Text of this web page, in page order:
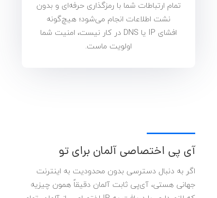
تمام ارتباطات شما با رمزگذاری حرفه‌ای و بدون
نشت اطلاعات انجام می‌شود؛ هیچ‌گونه
افشای IP یا DNS در کار نیست، امنیت شما
اولویت ماست.
آی پی اختصاصی آلمان برای تو
اگر به دنبال دسترسی بدون محدودیت به اینترنت
جهانی هستی، آی‌پی ثابت آلمان دقیقاً همون چیزیه